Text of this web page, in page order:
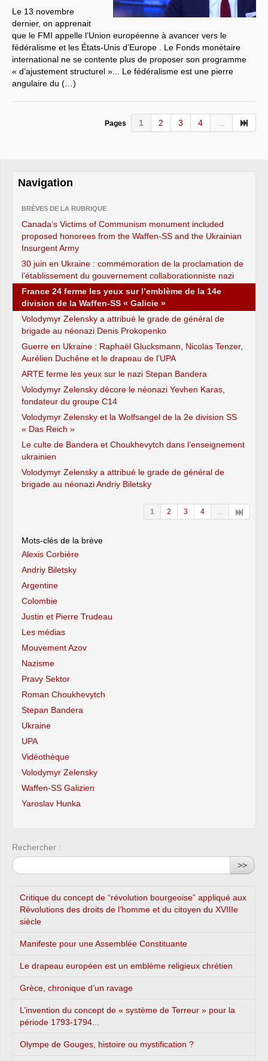
Le 13 novembre
dernier, on apprenait
que le FMI appelle l’Union européenne à avancer vers le
fédéralisme et les États-Unis d’Europe . Le Fonds monétaire
international ne se contente plus de proposer son programme
« d’ajustement structurel »... Le fédéralisme est une pierre
angulaire du (…)
Pages 1 2 3 4
Navigation
BRÈVES DE LA RUBRIQUE
Canada’s Victims of Communism monument included
proposed honorees from the Waffen-SS and the Ukrainian
Insurgent Army
30 juin en Ukraine : commémoration de la proclamation de
l’établissement du gouvernement collaborationniste nazi
France 24 ferme les yeux sur l’emblème de la 14e
division de la Waffen-SS « Galicie »
Volodymyr Zelensky a attribué le grade de général de
brigade au néonazi Denis Prokopenko
Guerre en Ukraine : Raphaël Glucksmann, Nicolas Tenzer,
Aurélien Duchêne et le drapeau de l’UPA
ARTE ferme les yeux sur le nazi Stepan Bandera
Volodymyr Zelensky décore le néonazi Yevhen Karas,
fondateur du groupe C14
Volodymyr Zelensky et la Wolfsangel de la 2e division SS
« Das Reich »
Le culte de Bandera et Choukhevytch dans l’enseignement
ukrainien
Volodymyr Zelensky a attribué le grade de général de
brigade au néonazi Andriy Biletsky
1 2 3 4 ...
Mots-clés de la brève
Alexis Corbière
Andriy Biletsky
Argentine
Colombie
Justin et Pierre Trudeau
Les médias
Mouvement Azov
Nazisme
Pravy Sektor
Roman Choukhevytch
Stepan Bandera
Ukraine
UPA
Vidéothèque
Volodymyr Zelensky
Waffen-SS Galizien
Yaroslav Hunka
Rechercher :
>>
Critique du concept de “révolution bourgeoise” appliqué aux
Révolutions des droits de l’homme et du citoyen du XVIIIe
siècle
Manifeste pour une Assemblée Constituante
Le drapeau européen est un emblème religieux chrétien
Grèce, chronique d’un ravage
L’invention du concept de « système de Terreur » pour la
période 1793-1794...
Olympe de Gouges, histoire ou mystification ?